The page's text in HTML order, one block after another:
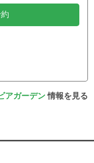
アガーデン情報を見る